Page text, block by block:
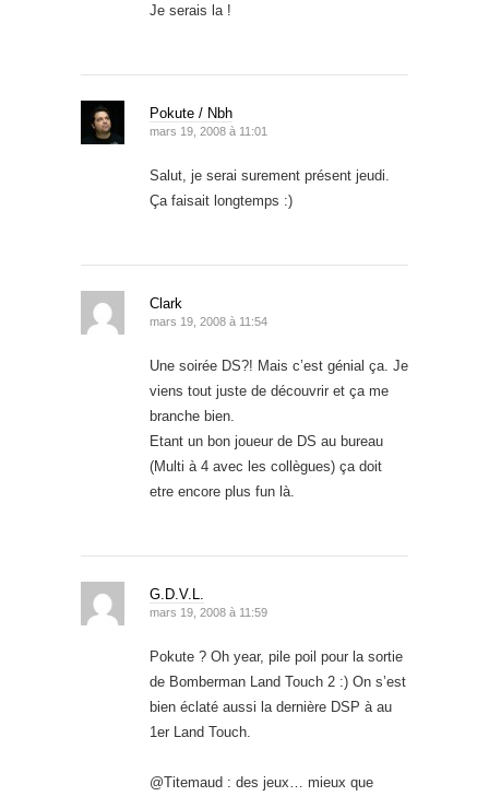
Je serais la !
Pokute / Nbh
mars 19, 2008 à 11:01
Salut, je serai surement présent jeudi.
Ça faisait longtemps :)
Clark
mars 19, 2008 à 11:54
Une soirée DS?! Mais c’est génial ça. Je
viens tout juste de découvrir et ça me
branche bien.
Etant un bon joueur de DS au bureau
(Multi à 4 avec les collègues) ça doit
etre encore plus fun là.
G.D.V.L.
mars 19, 2008 à 11:59
Pokute ? Oh year, pile poil pour la sortie
de Bomberman Land Touch 2 :) On s’est
bien éclaté aussi la dernière DSP à au
1er Land Touch.
@Titemaud : des jeux… mieux que